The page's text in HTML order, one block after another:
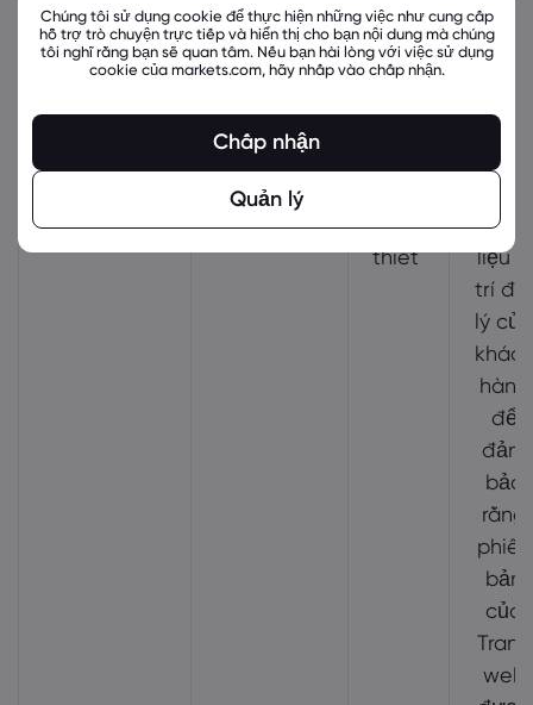
tùy
chọn
họ.
markets.com
PHPSESSID
cần
thiết
Lưu
dữ
liệu vị
trí địa
lý của
khách
hàng
để
đảm
bảo
rằng
phiên
bản
của
Trang
web
Chúng tôi sử dụng cookie để thực hiện những việc như cung cấp
hỗ trợ trò chuyện trực tiếp và hiển thị cho bạn nội dung mà chúng
tôi nghĩ rằng bạn sẽ quan tâm. Nếu bạn hài lòng với việc sử dụng
cookie của markets.com, hãy nhấp vào chấp nhận.
Chấp nhận
Quản lý